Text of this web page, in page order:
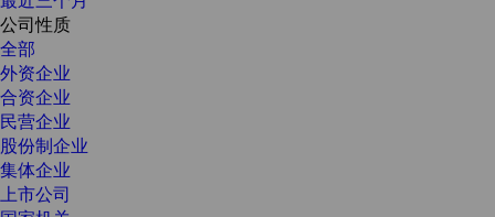
公司性质
全部
外资企业
合资企业
民营企业
股份制企业
集体企业
上市公司